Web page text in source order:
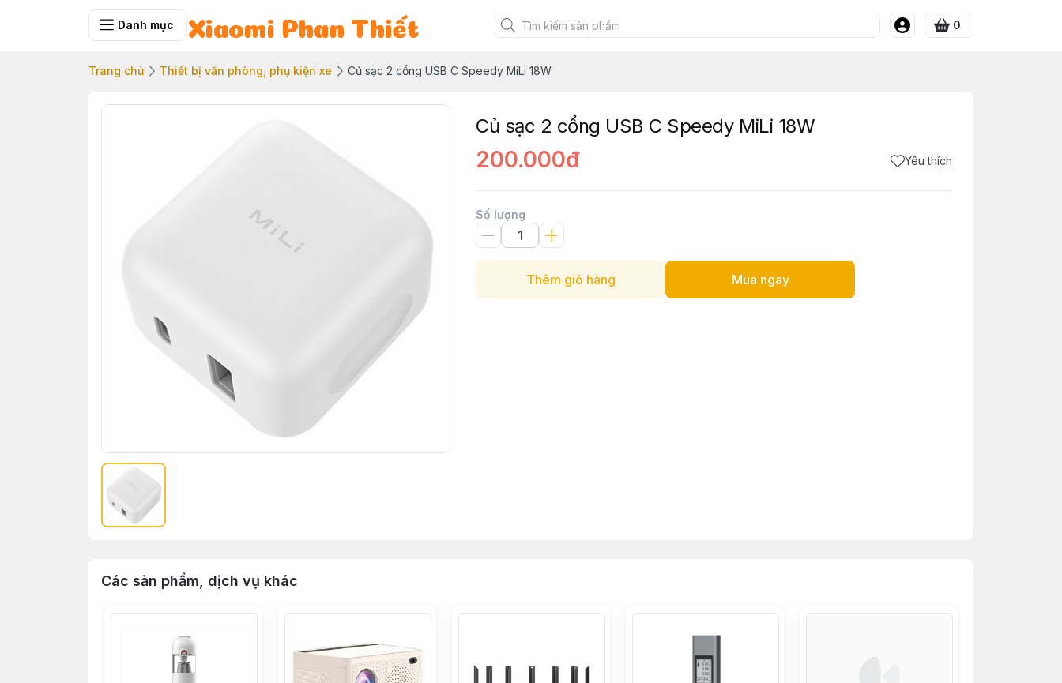
Danh mục Xiaomi Phan Thiết 0
Trang chủ Thiết bị văn phòng, phụ kiện xe Củ sạc 2 cổng USB C Speedy MiLi 18W
Củ sạc 2 cổng USB C Speedy MiLi 18W
200.000đ Yêu thích
Số lượng
Thêm giỏ hàng Mua ngay
Các sản phẩm, dịch vụ khác